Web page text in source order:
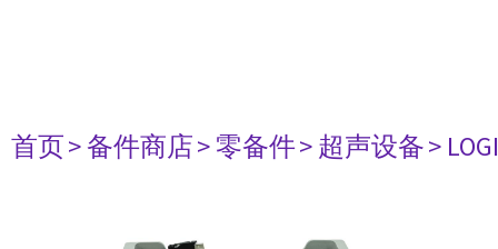
首页> 备件商店> 零备件> 超声设备>